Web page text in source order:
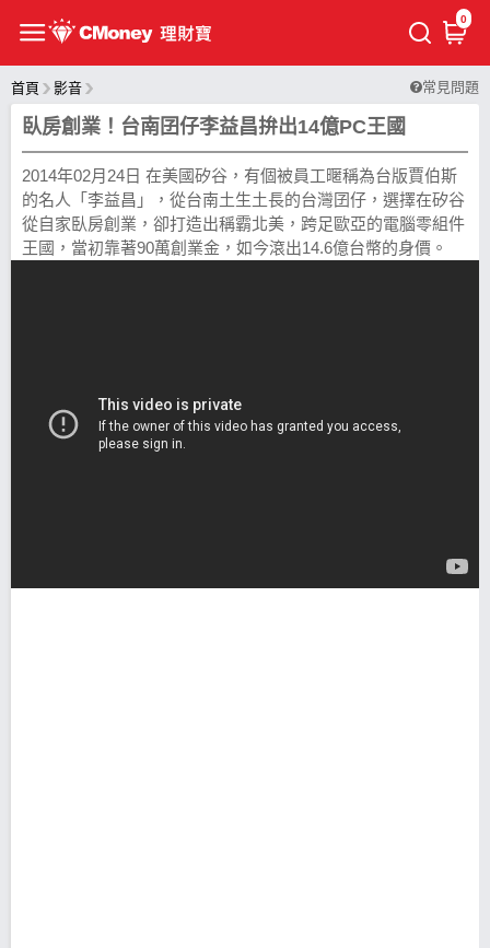
0
首頁 影音 常見問題
臥房創業！台南囝仔李益昌拚出14億PC王國
2014年02月24日 在美國矽谷，有個被員工暱稱為台版賈伯斯
的名人「李益昌」，從台南土生土長的台灣囝仔­，選擇在矽谷
從自家臥房創業，卻打造出稱霸北美，跨足歐亞的電腦零組件
王國，當初靠著­90萬創業金，如今滾出14.6億台幣的身價。